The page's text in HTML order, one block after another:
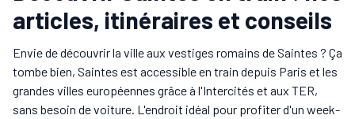
articles, itinéraires et conseils
Envie de découvrir la ville aux vestiges romains de Saintes ? Ça
tombe bien, Saintes est accessible en train depuis Paris et les
grandes villes européennes grâce à l'Intercités et aux TER,
sans besoin de voiture. L'endroit idéal pour profiter d'un week-